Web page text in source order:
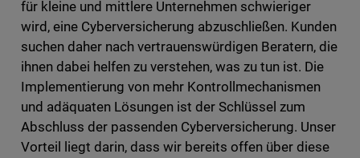
für kleine und mittlere Unternehmen schwieriger
wird, eine Cyberversicherung abzuschließen. Kunden
suchen daher nach vertrauenswürdigen Beratern, die
ihnen dabei helfen zu verstehen, was zu tun ist. Die
Implementierung von mehr Kontrollmechanismen
und adäquaten Lösungen ist der Schlüssel zum
Abschluss der passenden Cyberversicherung. Unser
Vorteil liegt darin, dass wir bereits offen über diese